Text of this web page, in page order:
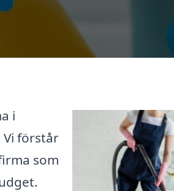
i
Vi förstår
som